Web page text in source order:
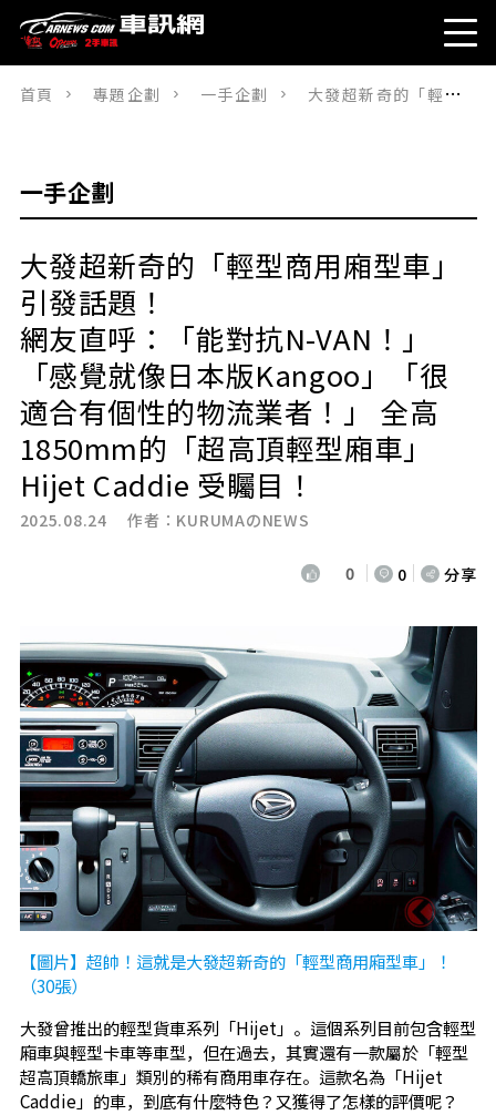
首頁 專題企劃 一手企劃 大發超新奇的「輕型商用廂型車」引發話題！網友直呼：「能對抗N-VAN！」「感覺就像日本版Kangoo」「很適合有個性的物流業者！」 全高1850mm的「超高頂輕型廂車」Hijet Caddie 受矚目！
一手企劃
大發超新奇的「輕型商用廂型車」
引發話題！
網友直呼：「能對抗N-VAN！」
「感覺就像日本版Kangoo」「很
適合有個性的物流業者！」 全高
1850mm的「超高頂輕型廂車」
Hijet Caddie 受矚目！
2025.08.24 作者： KURUMAのNEWS
0 0 分享
【圖片】超帥！這就是大發超新奇的「輕型商用廂型車」！
（30張）
大發曾推出的輕型貨車系列「Hijet」。這個系列目前包含輕型
廂車與輕型卡車等車型，但在過去，其實還有一款屬於「輕型
超高頂轎旅車」類別的稀有商用車存在。這款名為「Hijet
Caddie」的車，到底有什麼特色？又獲得了怎樣的評價呢？